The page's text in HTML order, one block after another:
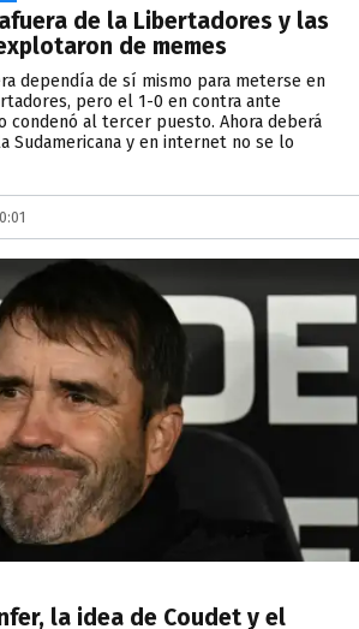
de la Libertadores y las
de memes
dependía de sí mismo para meterse en
pero el 1-0 en contra ante
condenó al tercer puesto. Ahora deberá
Sudamericana y en internet no se lo
la idea de Coudet y el